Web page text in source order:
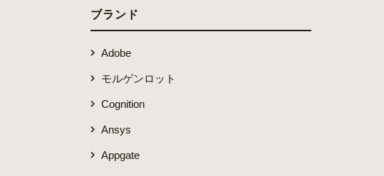
ブランド
Adobe
モルゲンロット
Cognition
Ansys
Appgate